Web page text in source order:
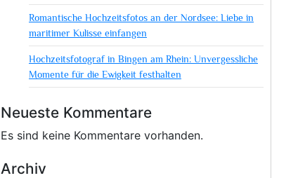
Romantische Hochzeitsfotos an der Nordsee: Liebe in
maritimer Kulisse einfangen
Hochzeitsfotograf in Bingen am Rhein: Unvergessliche
Momente für die Ewigkeit festhalten
Neueste Kommentare
Es sind keine Kommentare vorhanden.
Archiv